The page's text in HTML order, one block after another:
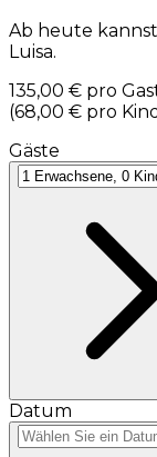
Ab heute
Luisa.
135,00 € pro
(68,00 € pro Kind
Gäste
Datum